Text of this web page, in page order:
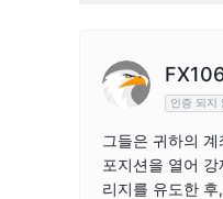
8
9
인증 되지
그들은 귀하의
포지션을 열어
리지를 유도한